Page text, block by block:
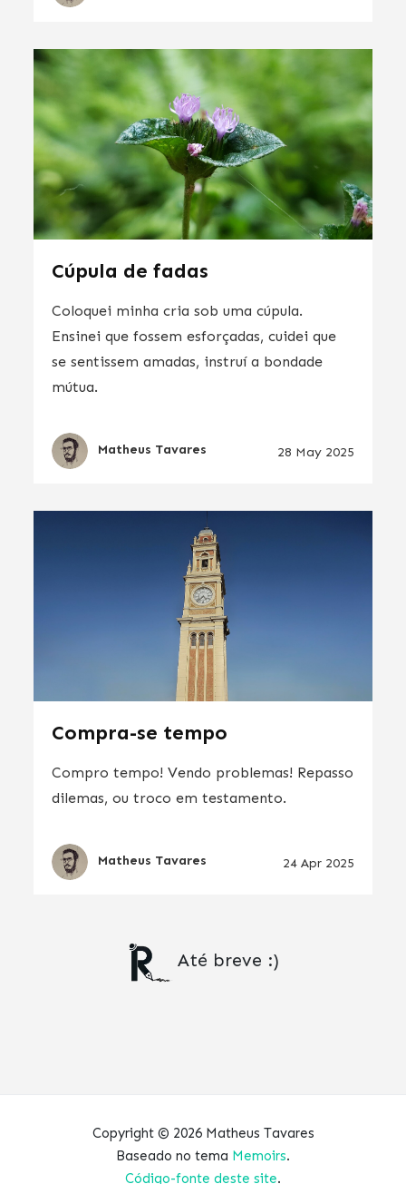
Cúpula de fadas
Coloquei minha cria sob uma cúpula.
Ensinei que fossem esforçadas, cuidei que
se sentissem amadas, instruí a bondade
mútua.
Matheus Tavares 28 May 2025
Compra-se tempo
Compro tempo! Vendo problemas! Repasso
dilemas, ou troco em testamento.
Matheus Tavares 24 Apr 2025
Até breve :)
Copyright © 2026 Matheus Tavares
Baseado no tema Memoirs.
Código-fonte deste site.